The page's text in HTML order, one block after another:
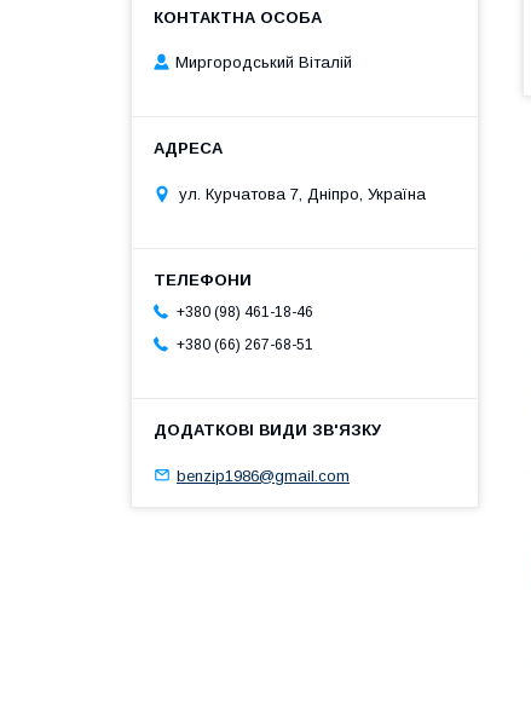
Миргородський Віталій
ул. Курчатова 7, Дніпро, Україна
+380 (98) 461-18-46
+380 (66) 267-68-51
benzip1986@gmail.com